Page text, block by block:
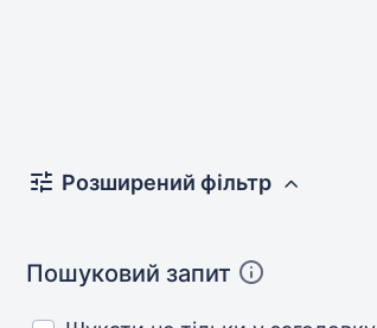
Розширений фільтр
Пошуковий запит